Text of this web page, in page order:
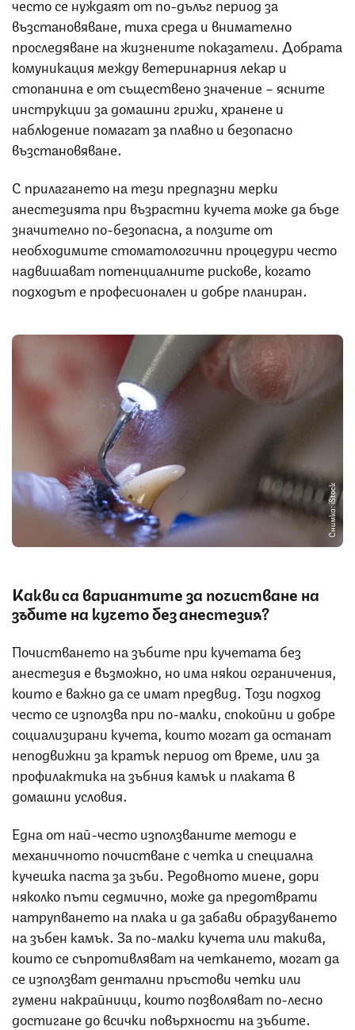
често се нуждаят от по-дълъг период за
възстановяване, тиха среда и внимателно
проследяване на жизнените показатели. Добрата
комуникация между ветеринарния лекар и
стопанина е от съществено значение – ясните
инструкции за домашни грижи, хранене и
наблюдение помагат за плавно и безопасно
възстановяване.
С прилагането на тези предпазни мерки
анестезията при възрастни кучета може да бъде
значително по-безопасна, а ползите от
необходимите стоматологични процедури често
надвишават потенциалните рискове, когато
подходът е професионален и добре планиран.
Снимка: iStock
Какви са вариантите за почистване на
зъбите на кучето без анестезия?
Почистването на зъбите при кучетата без
анестезия е възможно, но има някои ограничения,
които е важно да се имат предвид. Този подход
често се използва при по-малки, спокойни и добре
социализирани кучета, които могат да останат
неподвижни за кратък период от време, или за
профилактика на зъбния камък и плаката в
домашни условия.
Една от най-често използваните методи е
механичното почистване с четка и специална
кучешка паста за зъби. Редовното миене, дори
няколко пъти седмично, може да предотврати
натрупването на плака и да забави образуването
на зъбен камък. За по-малки кучета или такива,
които се съпротивляват на четкането, могат да
се използват дентални пръстови четки или
гумени накрайници, които позволяват по-лесно
достигане до всички повърхности на зъбите.